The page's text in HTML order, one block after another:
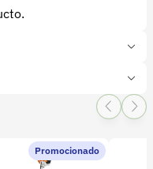
(Cuchillos, machetes,
Promocionado